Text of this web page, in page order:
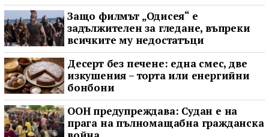
Защо филмът „Одисея“ е
задължителен за гледане, въпреки
всичките му недостатъци
Десерт без печене: една смес, две
изкушения – торта или енергийни
бонбони
ООН предупреждава: Судан е на
прага на пълномащабна гражданска